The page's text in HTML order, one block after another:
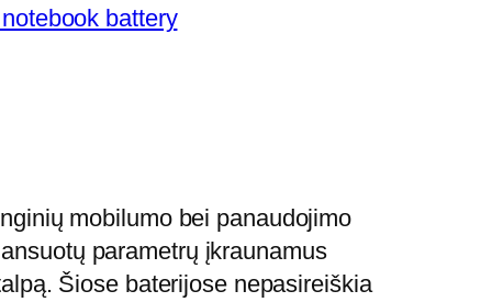
battery
mobilumo bei panaudojimo
parametrų įkraunamus
Šiose baterijose nepasireiškia